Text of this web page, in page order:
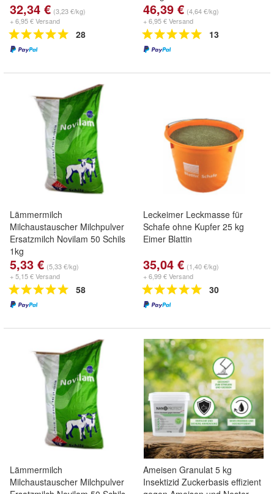
32,34 € (3,23 €/kg)
+ 6,95 € Versand
28
46,39 € (4,64 €/kg)
+ 6,95 € Versand
13
Lämmermilch
Milchaustauscher Milchpulver
Ersatzmilch Novilam 50 Schils
1kg
5,33 € (5,33 €/kg)
+ 5,15 € Versand
58
Leckeimer Leckmasse für
Schafe ohne Kupfer 25 kg
Eimer Blattin
35,04 € (1,40 €/kg)
+ 6,99 € Versand
30
Lämmermilch
Milchaustauscher Milchpulver
Ameisen Granulat 5 kg
Insektizid Zuckerbasis effizient